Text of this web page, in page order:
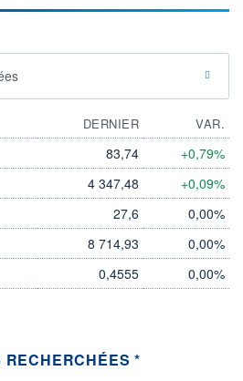
DERNIER
VAR.
83,74 +0,79%
4 347,48 +0,09%
27,6 0,00%
8 714,93 0,00%
0,4555 0,00%
*